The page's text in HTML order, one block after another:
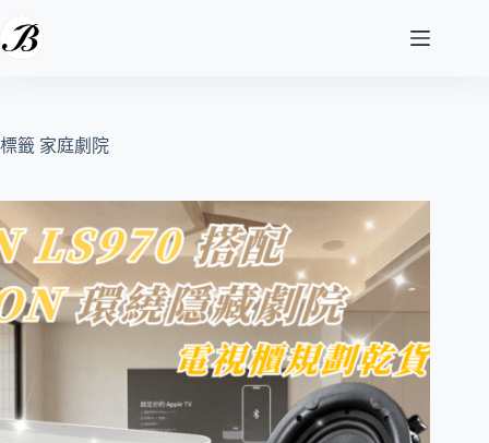
至
容
標籤 家庭劇院